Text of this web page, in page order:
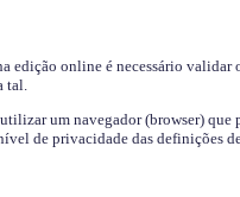
edição online é necessário validar
tal.
um navegador (browser) que
de privacidade das definições